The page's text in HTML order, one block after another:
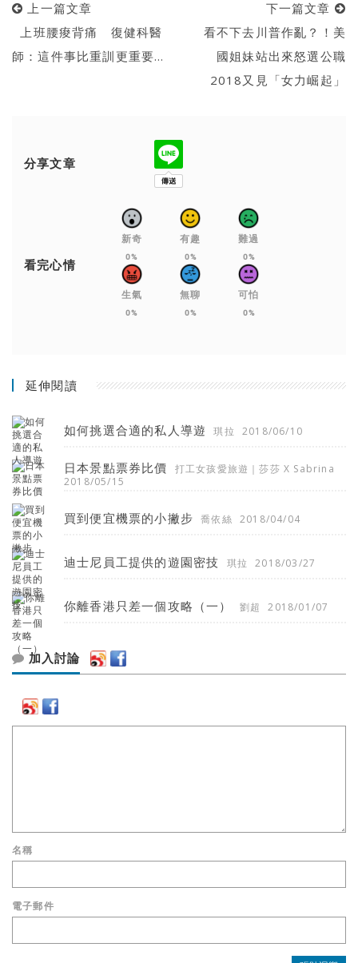
上一篇文章
上班腰痠背痛 復健科醫
師：這件事比重訓更重要…
下一篇文章
看不下去川普作亂？！美
國姐妹站出來怒選公職
2018又見「女力崛起」
分享文章
看完心情
新奇
0%
有趣
0%
難過
0%
生氣
0%
無聊
0%
可怕
0%
延伸閱讀
如何挑選合適的私人導遊 琪拉 2018/06/10
日本景點票券比價
打工女孩愛旅遊｜莎莎 X Sabrina
2018/05/15
買到便宜機票的小撇步 喬依絲 2018/04/04
迪士尼員工提供的遊園密技 琪拉 2018/03/27
你離香港只差一個攻略（一） 劉超 2018/01/07
加入討論
名稱
電子郵件